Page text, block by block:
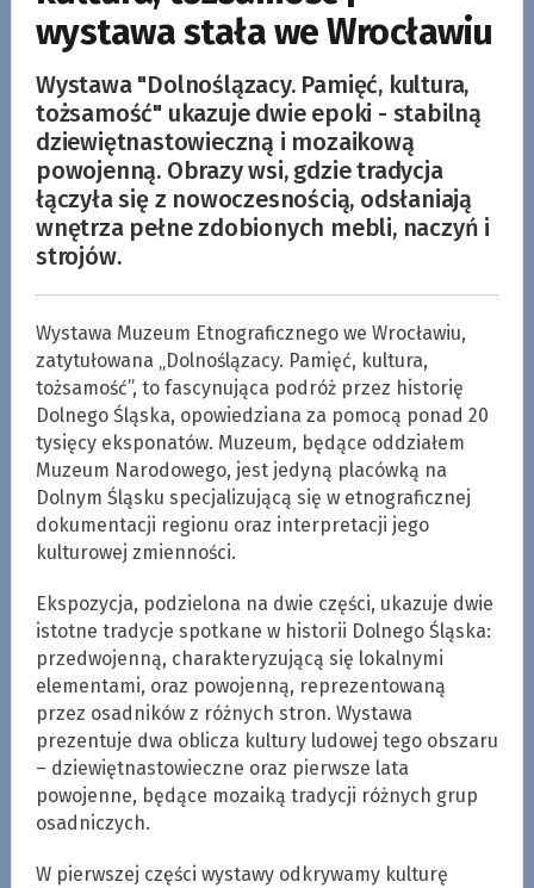
wystawa stała we Wrocławiu
Wystawa "Dolnoślązacy. Pamięć, kultura,
tożsamość" ukazuje dwie epoki - stabilną
dziewiętnastowieczną i mozaikową
powojenną. Obrazy wsi, gdzie tradycja
łączyła się z nowoczesnością, odsłaniają
wnętrza pełne zdobionych mebli, naczyń i
strojów.
Wystawa Muzeum Etnograficznego we Wrocławiu,
zatytułowana „Dolnoślązacy. Pamięć, kultura,
tożsamość”, to fascynująca podróż przez historię
Dolnego Śląska, opowiedziana za pomocą ponad 20
tysięcy eksponatów. Muzeum, będące oddziałem
Muzeum Narodowego, jest jedyną placówką na
Dolnym Śląsku specjalizującą się w etnograficznej
dokumentacji regionu oraz interpretacji jego
kulturowej zmienności.
Ekspozycja, podzielona na dwie części, ukazuje dwie
istotne tradycje spotkane w historii Dolnego Śląska:
przedwojenną, charakteryzującą się lokalnymi
elementami, oraz powojenną, reprezentowaną
przez osadników z różnych stron. Wystawa
prezentuje dwa oblicza kultury ludowej tego obszaru
– dziewiętnastowieczne oraz pierwsze lata
powojenne, będące mozaiką tradycji różnych grup
osadniczych.
W pierwszej części wystawy odkrywamy kulturę